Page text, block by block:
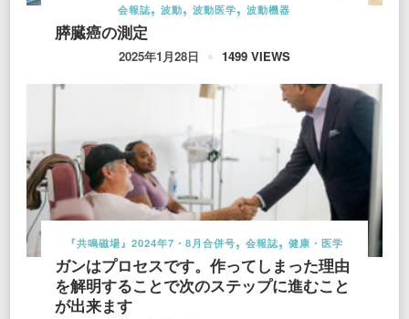
会報誌
波動 波動医学 波動機器
膵臓癌の測定
2025年1月28日 1499 VIEWS
『共鳴磁場』2024年7・8月合併号 会報誌 健康・医学
ガンはプロセスです。作ってしまった理由
を解明することで次のステップに進むこと
が出来ます